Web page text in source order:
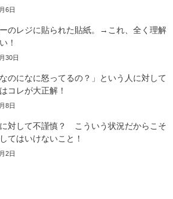
6日
のレジに貼られた貼紙。→これ、全く理解
！
30日
なのになに怒ってるの？」という人に対して
コレが大正解！
8日
対して不謹慎？ こういう状況だからこそ
てはいけないこと！
2日